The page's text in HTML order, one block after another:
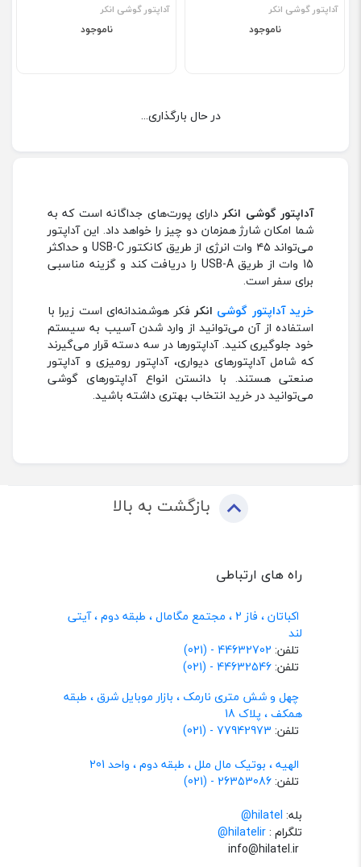
آداپتور گوشی انکر
ناموجود
آداپتور گوشی انکر
ناموجود
در حال بارگذاری...
آداپتور گوشی انکردارای پورت‌های جداگانه است که به
شما امکان شارژ همزمان دو چیز را خواهد داد. این آداپتور
می‌تواند ۴۵ وات انرژی از طریق کانکتور USB-C و حداکثر
15 وات از طریق USB-A را دریافت کند و گزینه مناسبی
برای سفر است.
خرید آداپتور گوشی انکر فکر هوشمندانه‌ای است زیرا با
استفاده از آن می‌توانید از وارد شدن آسیب به سیستم
خود جلوگیری کنید. آداپتورها در سه دسته قرار می‌گیرند
که شامل آداپتورهای دیواری، آداپتور رومیزی و آداپتور
صنعتی هستند. با دانستن انواع آداپتورهای گوشی
می‌توانید در خرید انتخاب بهتری داشته باشید.
بازگشت به بالا
راه های ارتباطی
اکباتان ، فاز 2 ، مجتمع مگامال ، طبقه دوم ، آیتی
لند
تلفن: 44632702 - (021)
تلفن:44632546 - (021)
چهل و شش متری نارمک ، بازار موبایل شرق ، طبقه
همکف ، پلاک 18
تلفن: 77942973 - (021)
الهیه ، بوتیک مال ملل ، طبقه دوم ، واحد 201
تلفن:26353086 - (021)
بله: hilatel@
تلگرام :@hilatelir